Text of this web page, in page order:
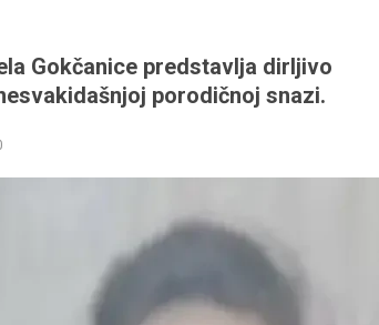
Gokčanice predstavlja dirljivo
porodičnoj snazi.